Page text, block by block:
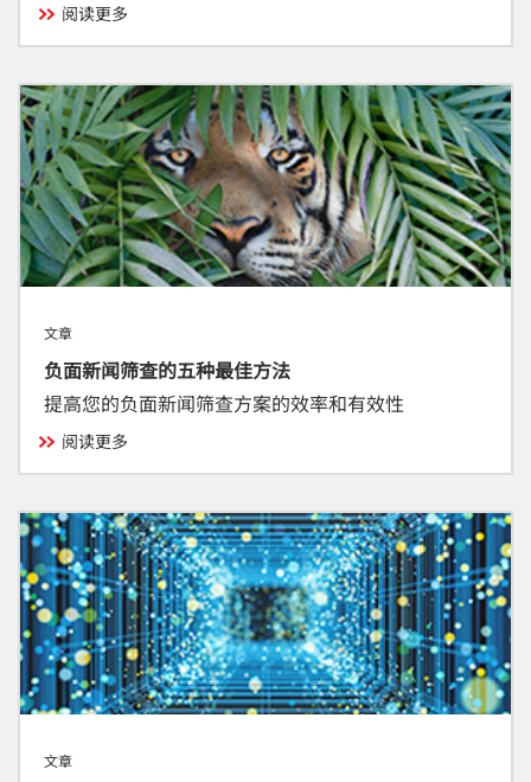
阅读更多
文章
负面新闻筛查的五种最佳方法
提高您的负面新闻筛查方案的效率和有效性
阅读更多
文章